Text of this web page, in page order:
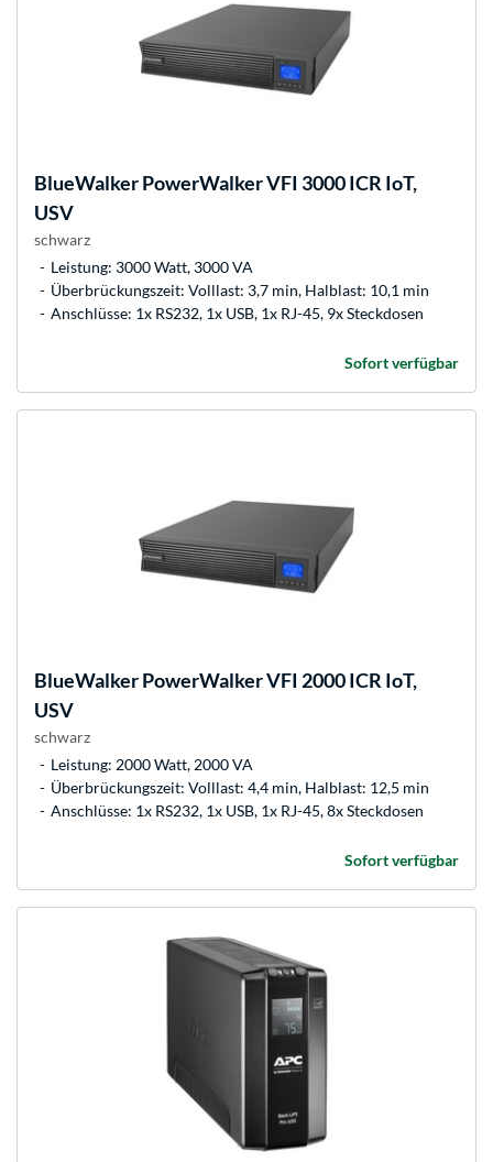
BlueWalkerPowerWalker VFI 3000 ICR IoT,
USV
schwarz
Leistung: 3000 Watt, 3000 VA
Überbrückungszeit: Volllast: 3,7 min, Halblast: 10,1 min
Anschlüsse: 1x RS232, 1x USB, 1x RJ-45, 9x Steckdosen
Sofort verfügbar
BlueWalkerPowerWalker VFI 2000 ICR IoT,
USV
schwarz
Leistung: 2000 Watt, 2000 VA
Überbrückungszeit: Volllast: 4,4 min, Halblast: 12,5 min
Anschlüsse: 1x RS232, 1x USB, 1x RJ-45, 8x Steckdosen
Sofort verfügbar